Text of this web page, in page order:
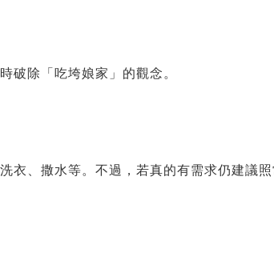
破除「吃垮娘家」的觀念。
衣、撒水等。不過，若真的有需求仍建議照